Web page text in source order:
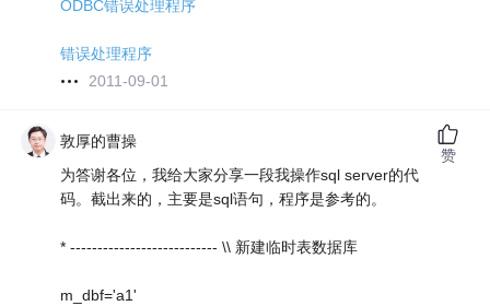
ODBC错误处理程序
错误处理程序
2011-09-01
敦厚的曹操
为答谢各位，我给大家分享一段我操作sql server的代
码。截出来的，主要是sql语句，程序是参考的。
* --------------------------- \\ 新建临时表数据库
m_dbf='a1'
赞